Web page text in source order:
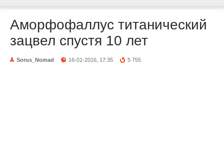
Аморфофаллус титанический
зацвел спустя 10 лет
Sorus_Nomad 16-01-2016, 17:35 5 755